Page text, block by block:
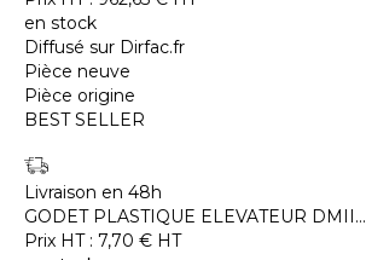
en stock
Diffusé sur Dirfac.fr
Pièce neuve
Pièce origine
BEST SELLER
Livraison en 48h
GODET PLASTIQUE ELEVATEUR DMII...
Prix HT : 7,70 € HT